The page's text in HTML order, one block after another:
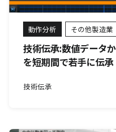
動作分析 その他製造業
技術伝承:数値データ
を短期間で若手に伝承
技術伝承